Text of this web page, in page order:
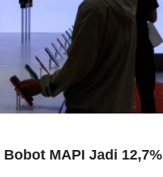
Bobot MAPI Jadi 12,7%